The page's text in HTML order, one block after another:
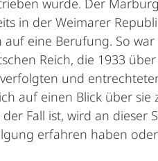
wurde. Der
in der Weimarer
eine Berufung. So
Reich, die 1933
und
auf einen Blick über
Fall ist, wird an dieser
erfahren haben